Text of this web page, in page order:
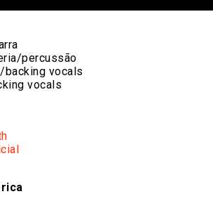
percussão
backing vocals
vocals